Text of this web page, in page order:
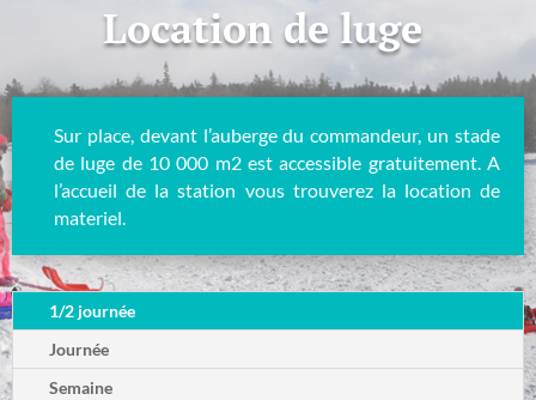
Location de luge
Sur place, devant l’auberge du commandeur, un stade
de luge de 10 000 m2 est accessible gratuitement. A
l’accueil de la station vous trouverez la location de
materiel.
1/2 journée
Journée
Semaine